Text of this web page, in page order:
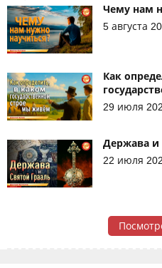
Чему нам
5 августа
Как
29 июля
Держава и
22 июля